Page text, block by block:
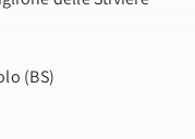
(BS)